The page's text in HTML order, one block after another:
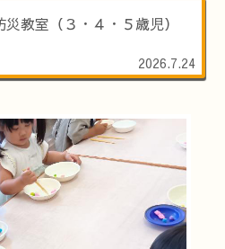
教室（３・４・５歳児）
2026.7.24